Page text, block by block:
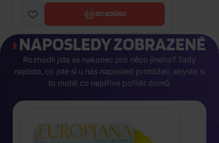
DO KOŠÍKU
NAPOSLEDY ZOBRAZENÉ
Rozhodli jste se nakonec pro něco jiného? Tady
najdete, co jste si u nás naposled prohlíželi, abyste si
to mohli co nejdříve pořídit domů.